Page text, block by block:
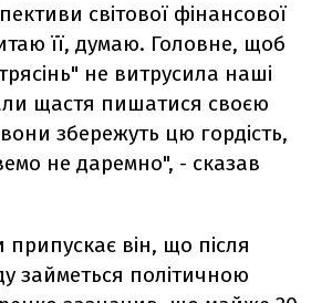
світової фінансової
її, думаю. Головне, щоб
не витрусила наші
щастя пишатися своєю
збережуть цю гордість,
не даремно", - сказав
він, що після
займеться політичною